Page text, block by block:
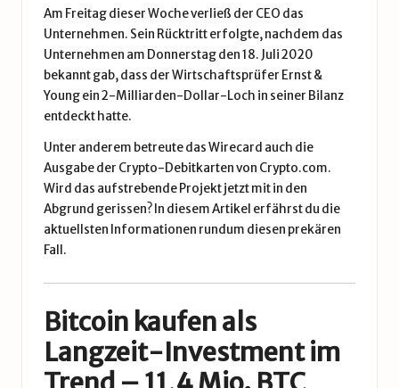
Am Freitag dieser Woche verließ der CEO das
Unternehmen. Sein Rücktritt erfolgte, nachdem das
Unternehmen am Donnerstag den 18. Juli 2020
bekannt gab, dass der Wirtschaftsprüfer Ernst &
Young ein 2-Milliarden-Dollar-Loch in seiner Bilanz
entdeckt hatte.
Unter anderem betreute das Wirecard auch die
Ausgabe der Crypto-Debitkarten von Crypto.com.
Wird das aufstrebende Projekt jetzt mit in den
Abgrund gerissen? In diesem Artikel erfährst du die
aktuellsten Informationen rundum diesen prekären
Fall.
Bitcoin kaufen als
Langzeit-Investment im